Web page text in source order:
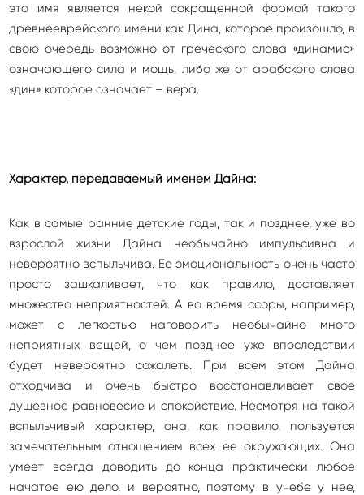
это имя является некой сокращенной формой такого
древнееврейского имени как Дина, которое произошло, в
свою очередь возможно от греческого слова «динамис»
означающего сила и мощь, либо же от арабского слова
«дин» которое означает – вера.
Характер, передаваемый именем Дайна:
Как в самые ранние детские годы, так и позднее, уже во
взрослой жизни Дайна необычайно импульсивна и
невероятно вспыльчива. Ее эмоциональность очень часто
просто зашкаливает, что как правило, доставляет
множество неприятностей. А во время ссоры, например,
может с легкостью наговорить необычайно много
неприятных вещей, о чем позднее уже впоследствии
будет невероятно сожалеть. При всем этом Дайна
отходчива и очень быстро восстанавливает свое
душевное равновесие и спокойствие. Несмотря на такой
вспыльчивый характер, она, как правило, пользуется
замечательным отношением всех ее окружающих. Она
умеет всегда доводить до конца практически любое
начатое ею дело, и вероятно, поэтому в учебе у нее,